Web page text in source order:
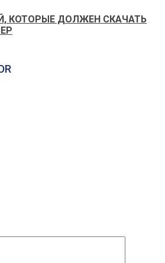
КОТОРЫЕ ДОЛЖЕН СКАЧАТЬ